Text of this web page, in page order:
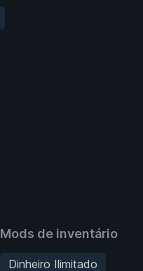
Mods de inventário
Dinheiro Ilimitado